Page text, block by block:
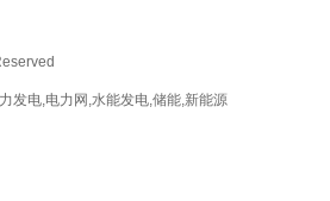
发电,电力网,水能发电,储能,新能源